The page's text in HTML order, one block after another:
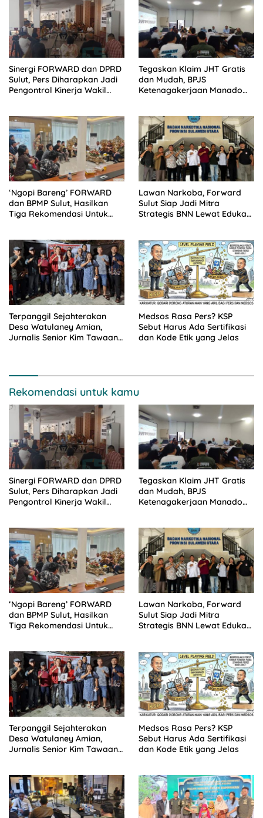
Sinergi FORWARD dan DPRD
Sulut, Pers Diharapkan Jadi
Pengontrol Kinerja Wakil
Tegaskan Klaim JHT Gratis
dan Mudah, BPJS
Ketenagakerjaan Manado
‘Ngopi Bareng’ FORWARD
dan BPMP Sulut, Hasilkan
Tiga Rekomendasi Untuk
Lawan Narkoba, Forward
Sulut Siap Jadi Mitra
Strategis BNN Lewat Edukasi
Terpanggil Sejahterakan
Desa Watulaney Amian,
Jurnalis Senior Kim Tawaang
Medsos Rasa Pers? KSP
Sebut Harus Ada Sertifikasi
dan Kode Etik yang Jelas
Rekomendasi untuk kamu
Sinergi FORWARD dan DPRD
Sulut, Pers Diharapkan Jadi
Pengontrol Kinerja Wakil
Tegaskan Klaim JHT Gratis
dan Mudah, BPJS
Ketenagakerjaan Manado
‘Ngopi Bareng’ FORWARD
dan BPMP Sulut, Hasilkan
Tiga Rekomendasi Untuk
Lawan Narkoba, Forward
Sulut Siap Jadi Mitra
Strategis BNN Lewat Edukasi
Terpanggil Sejahterakan
Desa Watulaney Amian,
Jurnalis Senior Kim Tawaang
Medsos Rasa Pers? KSP
Sebut Harus Ada Sertifikasi
dan Kode Etik yang Jelas